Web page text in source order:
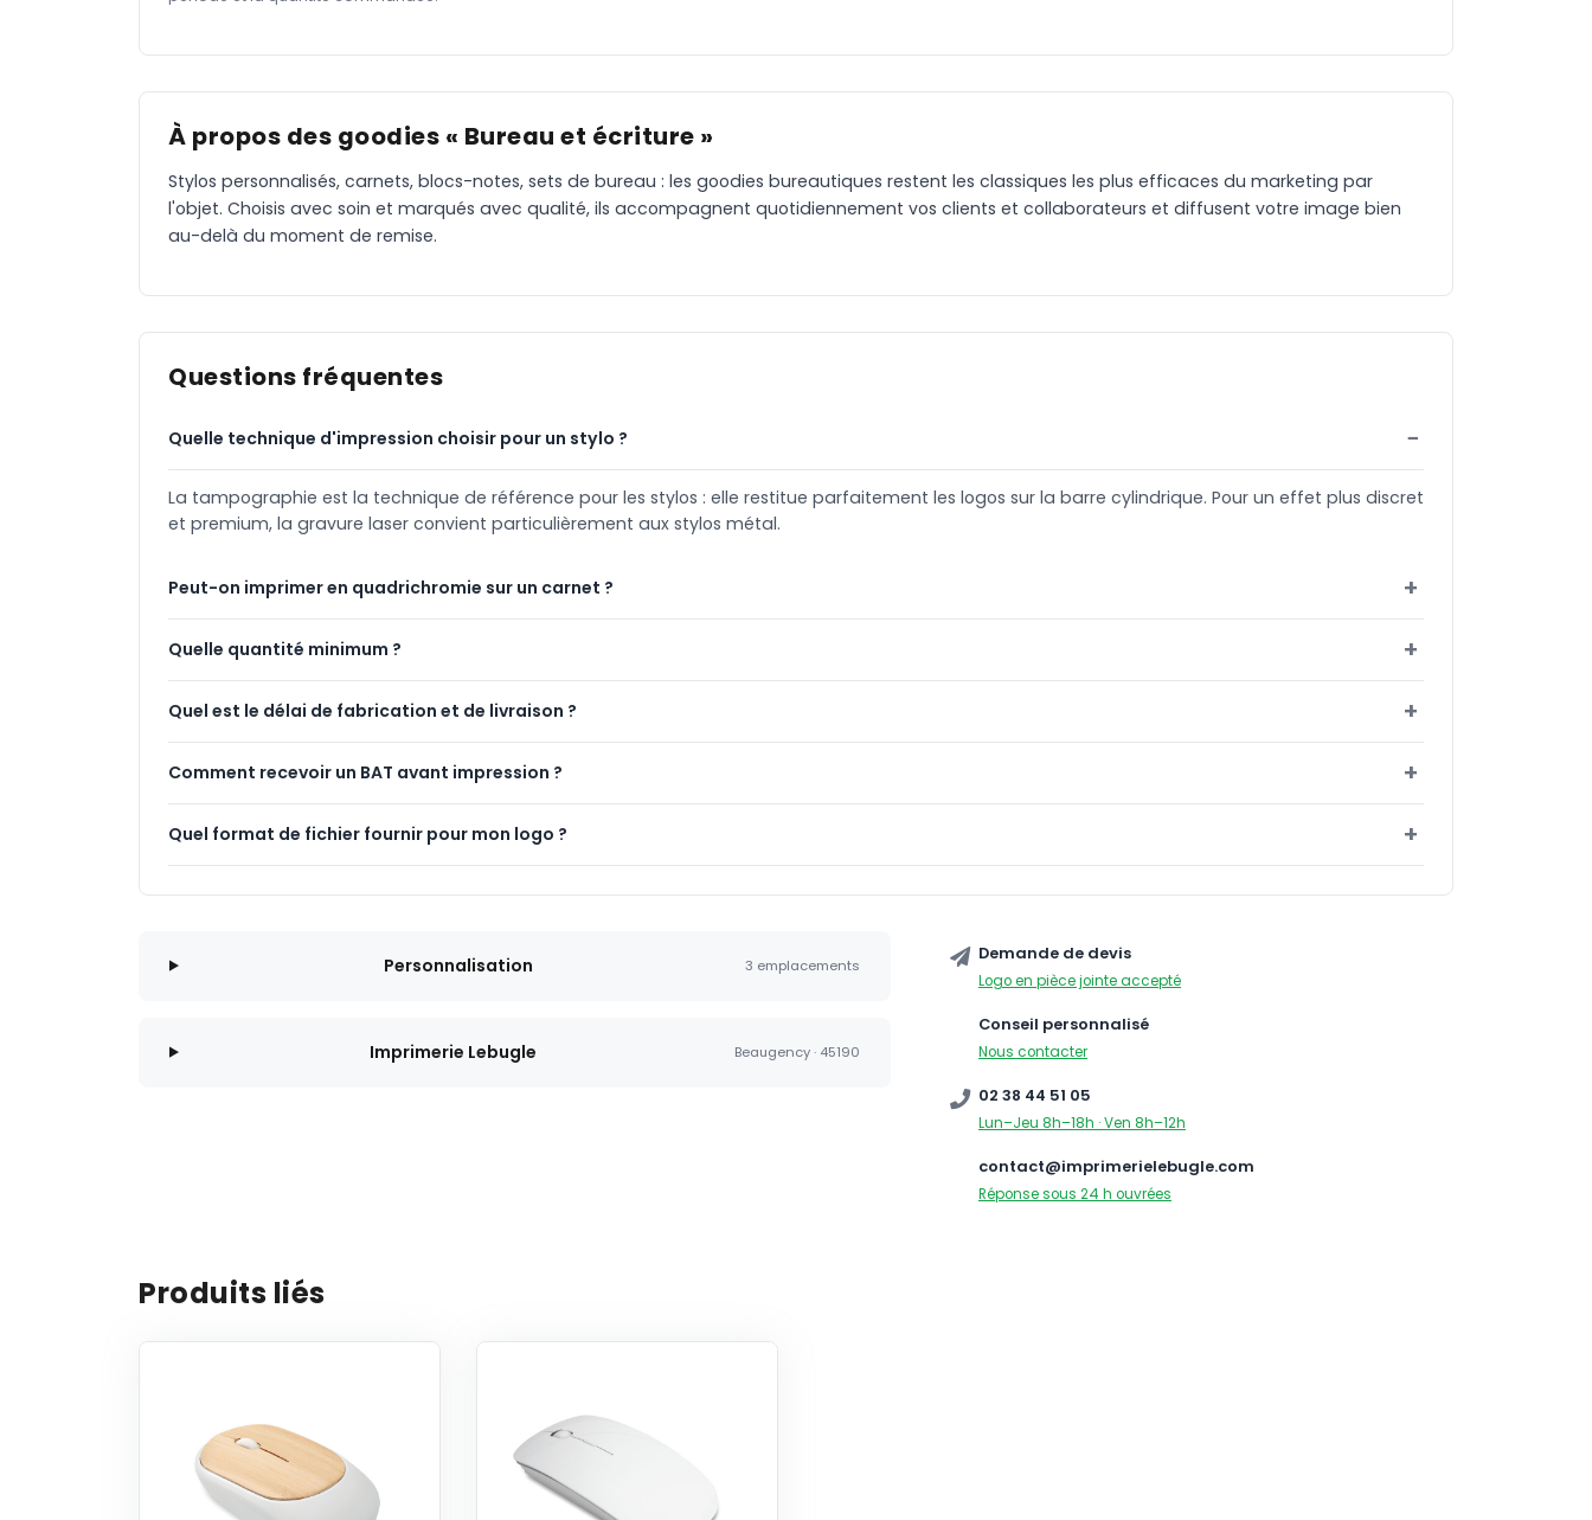
À propos des goodies « Bureau et écriture »
Stylos personnalisés, carnets, blocs-notes, sets de bureau : les goodies bureautiques restent les classiques les plus efficaces du marketing par
l'objet. Choisis avec soin et marqués avec qualité, ils accompagnent quotidiennement vos clients et collaborateurs et diffusent votre image bien
au-delà du moment de remise.
Questions fréquentes
Quelle technique d'impression choisir pour un stylo ?
La tampographie est la technique de référence pour les stylos : elle restitue parfaitement les logos sur la barre cylindrique. Pour un effet plus discret
et premium, la gravure laser convient particulièrement aux stylos métal.
Peut-on imprimer en quadrichromie sur un carnet ?
Quelle quantité minimum ?
Quel est le délai de fabrication et de livraison ?
Comment recevoir un BAT avant impression ?
Quel format de fichier fournir pour mon logo ?
Personnalisation 3 emplacements
Imprimerie Lebugle Beaugency · 45190
Demande de devis
Logo en pièce jointe accepté
Conseil personnalisé
Nous contacter
02 38 44 51 05
Lun–Jeu 8h–18h · Ven 8h–12h
contact@imprimerielebugle.com
Réponse sous 24 h ouvrées
Produits liés